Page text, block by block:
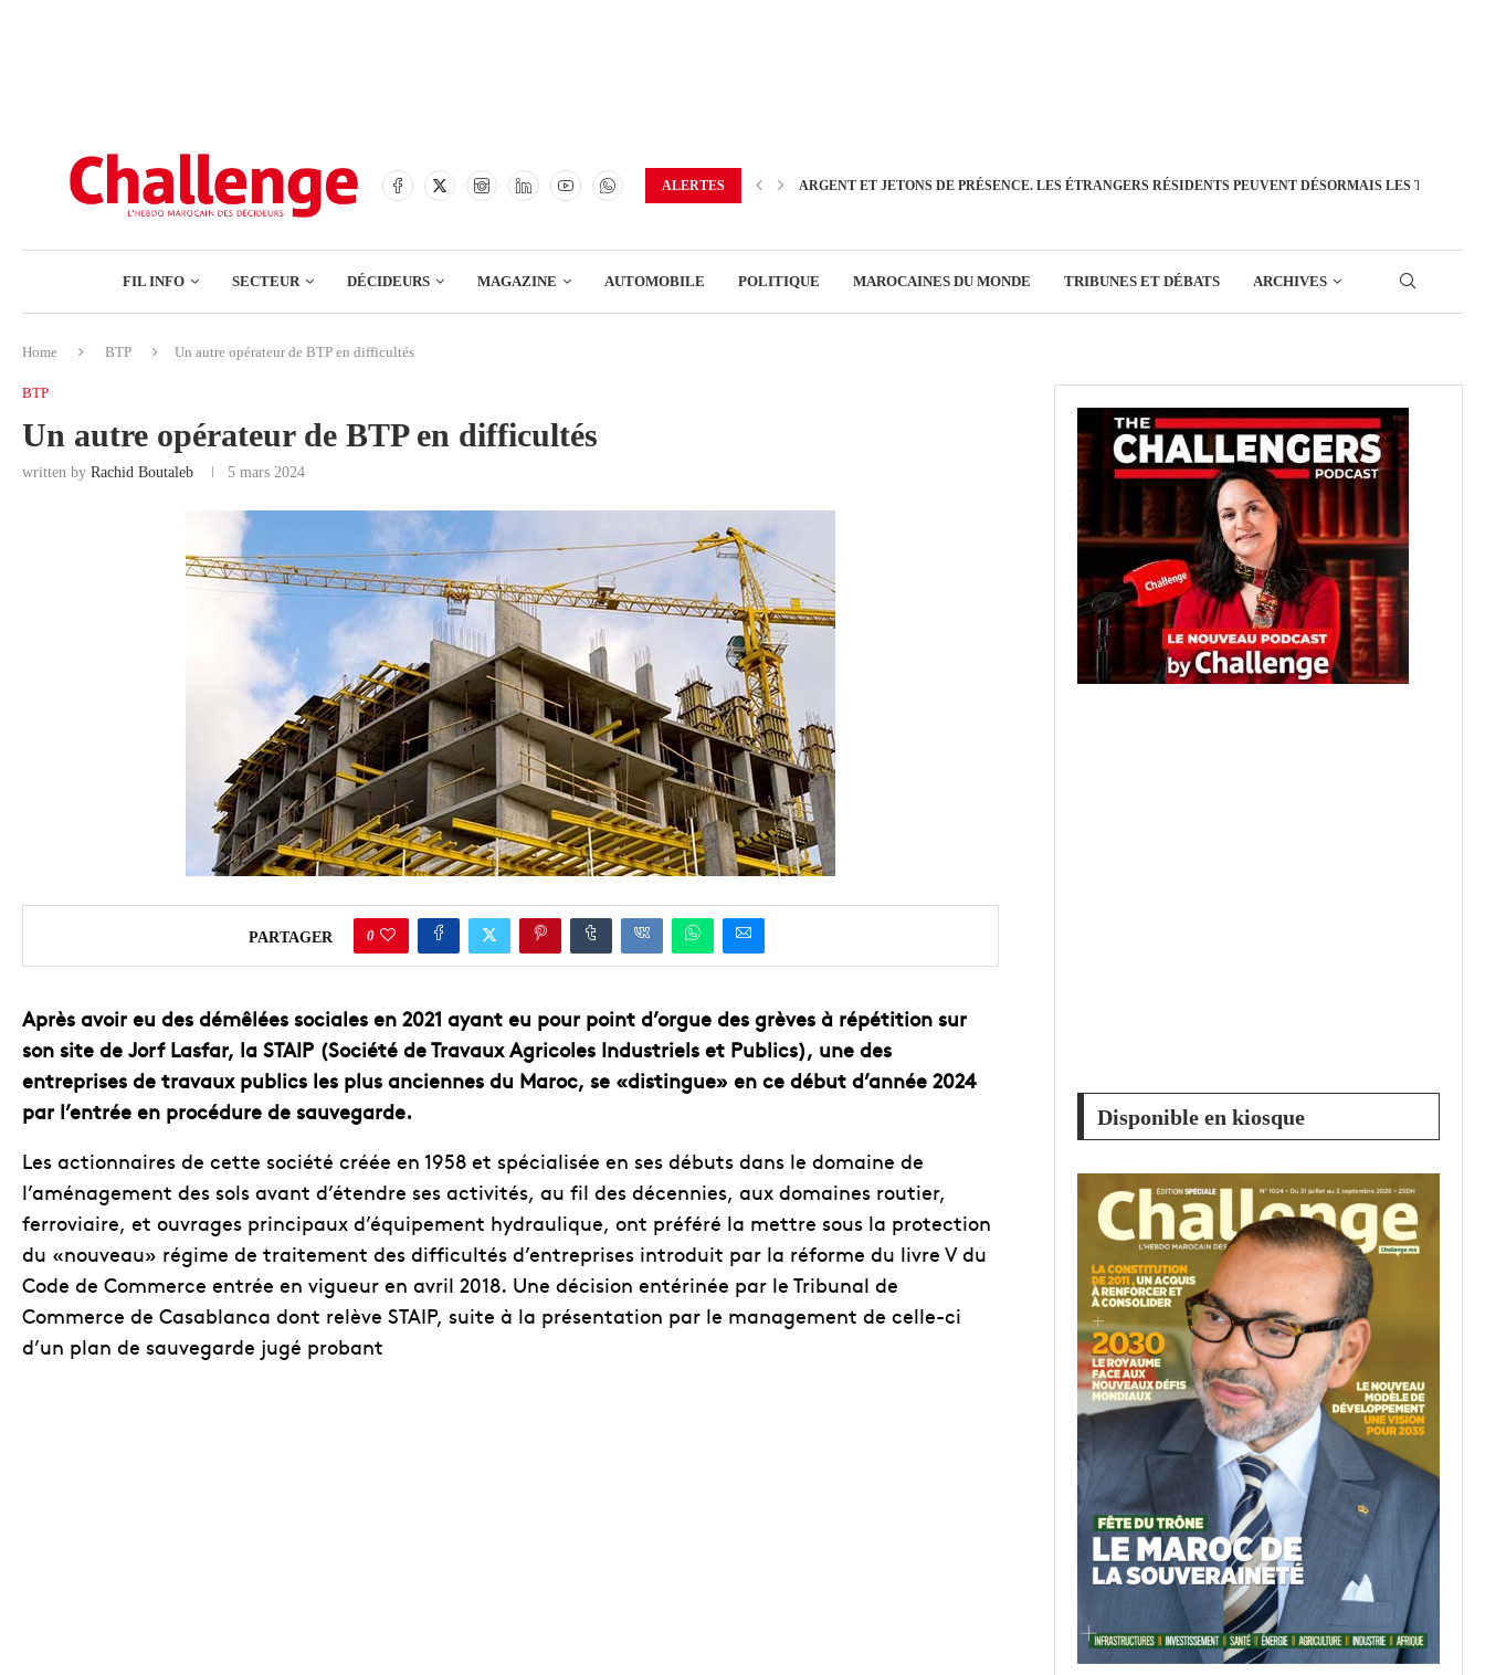
COMMERCE
ENSEIGNEMENT
ALERTES ARGENT ET JETONS DE PRÉSENCE. LES ÉTRANGERS RÉSIDENTS PEUVENT DÉSORMAIS LES
FIL INFO SECTEUR
BOURSE
ENSEIGNEMENT
DÉCIDEURS MAGAZINE AUTOMOBILE POLITIQUE MAROCAINES DU MONDE TRIBUNES ET DÉBATS ARCHIVES
Home BTP Un autre opérateur de BTP en difficultés
BTP
Un autre opérateur de BTP en difficultés
written by Rachid Boutaleb 5 mars 2024
PARTAGER 0
Après avoir eu des démêlées sociales en 2021 ayant eu pour point d’orgue des grèves à répétition sur
son site de Jorf Lasfar, la STAIP (Société de Travaux Agricoles Industriels et Publics), une des
entreprises de travaux publics les plus anciennes du Maroc, se «distingue» en ce début d’année 2024
par l’entrée en procédure de sauvegarde.
Les actionnaires de cette société créée en 1958 et spécialisée en ses débuts dans le domaine de
l’aménagement des sols avant d’étendre ses activités, au fil des décennies, aux domaines routier,
ferroviaire, et ouvrages principaux d’équipement hydraulique, ont préféré la mettre sous la protection
du «nouveau» régime de traitement des difficultés d’entreprises introduit par la réforme du livre V du
Code de Commerce entrée en vigueur en avril 2018. Une décision entérinée par le Tribunal de
Commerce de Casablanca dont relève STAIP, suite à la présentation par le management de celle-ci
d’un plan de sauvegarde jugé probant
Disponible en kiosque